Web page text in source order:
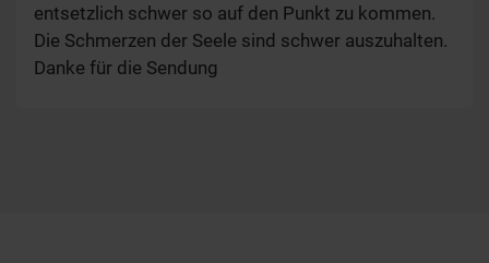
entsetzlich schwer so auf den Punkt zu kommen.
Die Schmerzen der Seele sind schwer auszuhalten.
Danke für die Sendung